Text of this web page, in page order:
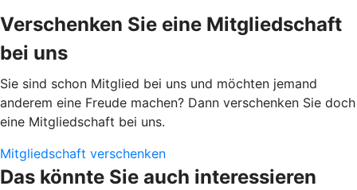
Verschenken Sie eine Mitgliedschaft
bei uns
Sie sind schon Mitglied bei uns und möchten jemand
anderem eine Freude machen? Dann verschenken Sie doch
eine Mitgliedschaft bei uns.
Mitgliedschaft verschenken
Das könnte Sie auch interessieren